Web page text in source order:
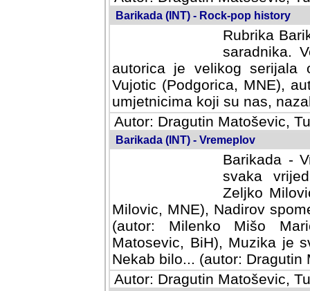
Barikada (INT) - Rock-pop history
Rubrika
saradnika.
autorica je velikog serijala
Vujotic (Podgorica, MNE),
umjetnicima koji su nas,
Autor: Dragutin Matoševic,
Barikada (INT) - Vremeplov
Barikada -
svaka
Milovic,
MNE), Nadirov spomenar
Milenko Mišo Maric, UK),
Muzika je svirala (autor:
(autor: Dragutin Matosevic,
Autor: Dragutin Matoševic,